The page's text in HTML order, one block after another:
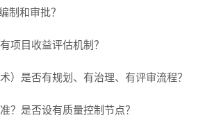
制和审批？
项目收益评估机制？
）是否有规划、有治理、有评审流程？
？是否设有质量控制节点？